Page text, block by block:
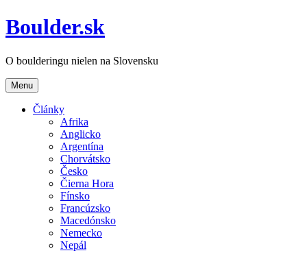
Boulder.sk
O boulderingu nielen na Slovensku
Menu
Články
Afrika
Anglicko
Argentína
Chorvátsko
Česko
Čierna Hora
Fínsko
Francúzsko
Macedónsko
Nemecko
Nepál